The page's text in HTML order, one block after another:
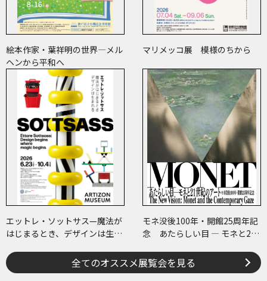
絵本作家・葉祥明の世界―メル
ヘンから平和へ
マリメッコ展 模様のちから
エットレ・ソットサス—魔法が
はじまるとき、デザインは生ま
モネ没後100年・開館25周年記
念 あたらしい目 ― モネと21
全てのオススメ展覧会を見る